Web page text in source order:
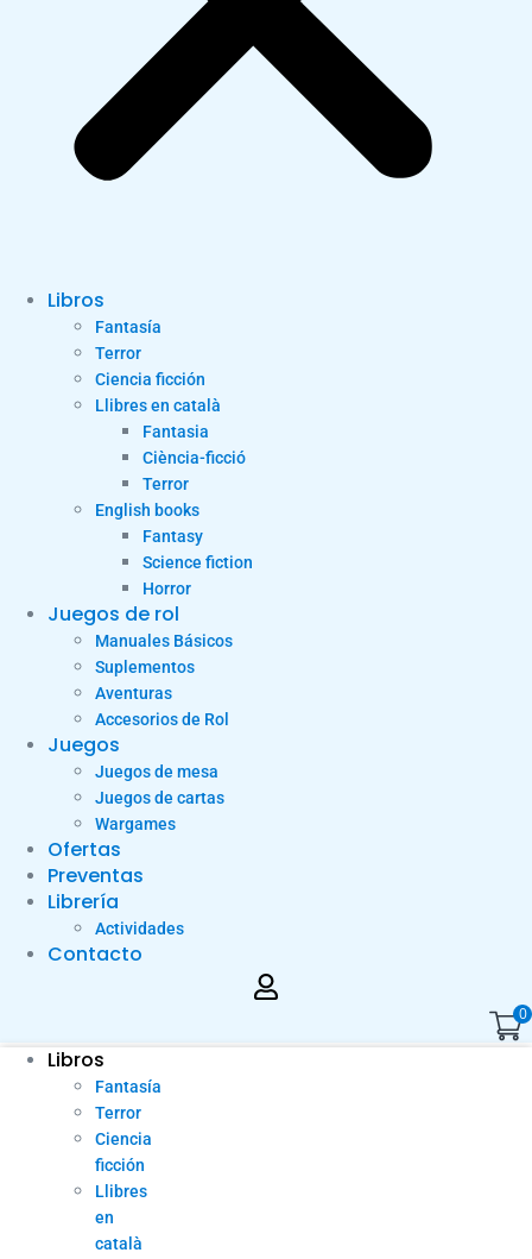
Libros
Fantasía
Terror
Ciencia ficción
Llibres en català
Fantasia
Ciència-ficció
Terror
English books
Fantasy
Science fiction
Horror
Juegos de rol
Manuales Básicos
Suplementos
Aventuras
Accesorios de Rol
Juegos
Juegos de mesa
Juegos de cartas
Wargames
Ofertas
Preventas
Librería
Actividades
Contacto
0
Libros
Fantasía
Terror
Ciencia
ficción
Llibres
en
català